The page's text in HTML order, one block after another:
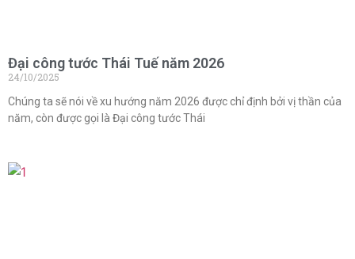
Đại công tước Thái Tuế năm 2026
24/10/2025
Chúng ta sẽ nói về xu hướng năm 2026 được chỉ định bởi vị thần của
năm, còn được gọi là Đại công tước Thái